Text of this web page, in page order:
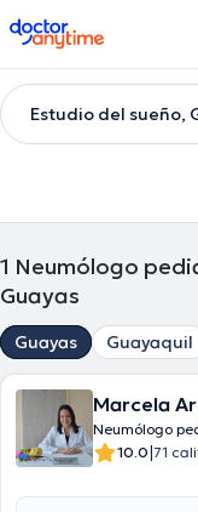
doctoranytime
Estudio del sueño,
1 Neumólogo
Guayas
Guayas Guayaquil
Marcela
Neumólogo
10.0|71